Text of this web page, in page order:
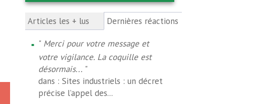
Articles les + lus Dernières réactions
" Merci pour votre message et
votre vigilance. La coquille est
désormais... "
dans : Sites industriels : un décret
précise l’appel des...